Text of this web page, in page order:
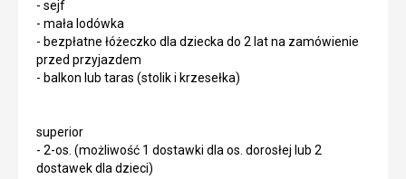
- sejf
- mała lodówka
- bezpłatne łóżeczko dla dziecka do 2 lat na zamówienie
przed przyjazdem
- balkon lub taras (stolik i krzesełka)
superior
- 2-os. (możliwość 1 dostawki dla os. dorosłej lub 2
dostawek dla dzieci)